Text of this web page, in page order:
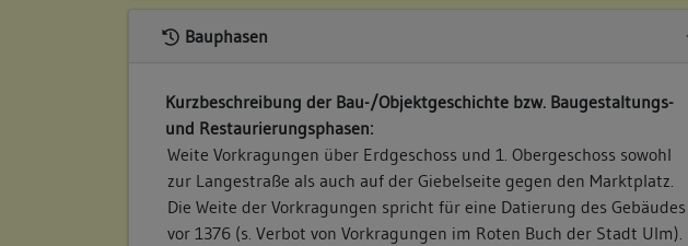
Bauphasen
Kurzbeschreibung der Bau-/Objektgeschichte bzw. Baugestaltungs-
und Restaurierungsphasen:
Weite Vorkragungen über Erdgeschoss und 1. Obergeschoss sowohl
zur Langestraße als auch auf der Giebelseite gegen den Marktplatz.
Die Weite der Vorkragungen spricht für eine Datierung des Gebäudes
vor 1376 (s. Verbot von Vorkragungen im Roten Buch der Stadt Ulm).